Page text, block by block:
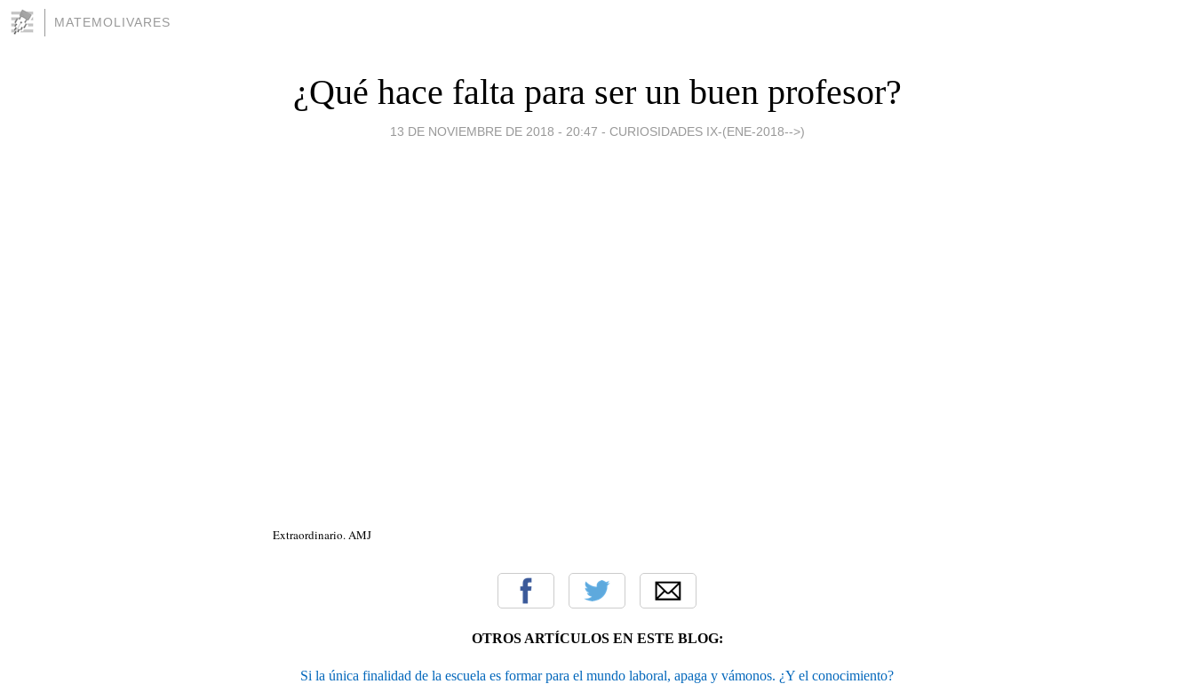
MATEMOLIVARES
¿Qué hace falta para ser un buen profesor?
13 DE NOVIEMBRE DE 2018 - 20:47 - CURIOSIDADES IX-(ENE-2018-->)
Extraordinario. AMJ
OTROS ARTÍCULOS EN ESTE BLOG:
Si la única finalidad de la escuela es formar para el mundo laboral, apaga y vámonos. ¿Y el conocimiento?